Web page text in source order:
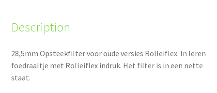
Description
28,5mm Opsteekfilter voor oude versies Rolleiflex. In leren
foedraaltje met Rolleiflex indruk. Het filter is in een nette
staat.